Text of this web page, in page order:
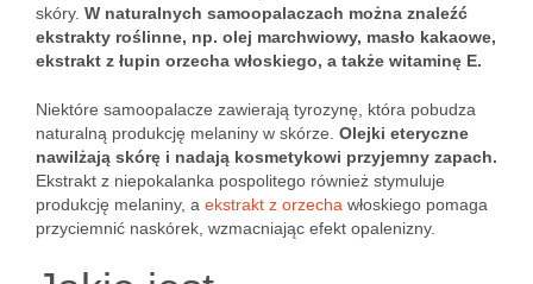
skóry. W naturalnych samoopalaczach można znaleźć
ekstrakty roślinne, np. olej marchwiowy, masło kakaowe,
ekstrakt z łupin orzecha włoskiego, a także witaminę E.
Niektóre samoopalacze zawierają tyrozynę, która pobudza
naturalną produkcję melaniny w skórze. Olejki eteryczne
nawilżają skórę i nadają kosmetykowi przyjemny zapach.
Ekstrakt z niepokalanka pospolitego również stymuluje
produkcję melaniny, a ekstrakt z orzecha włoskiego pomaga
przyciemnić naskórek, wzmacniając efekt opalenizny.